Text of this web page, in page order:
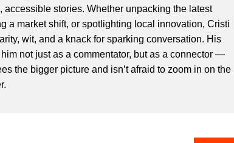
accessible stories. Whether unpacking the latest
a market shift, or spotlighting local innovation, Cristi
wit, and a knack for sparking conversation. His
not just as a commentator, but as a connector —
the bigger picture and isn’t afraid to zoom in on the